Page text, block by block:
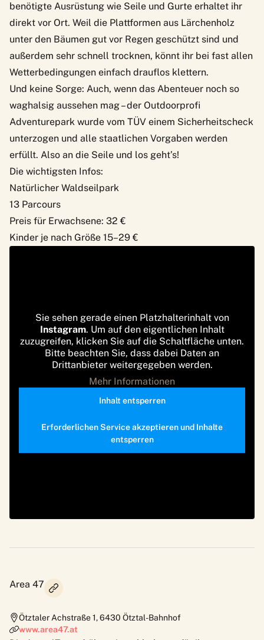
benötigte Ausrüstung wie Seile und Gurte erhaltet ihr
direkt vor Ort. Weil die Plattformen aus Lärchenholz
unter den Bäumen gut vor Regen geschützt sind und
außerdem sehr schnell trocknen, könnt ihr bei fast allen
Wetterbedingungen einfach drauflos klettern.
Und keine Sorge: Auch, wenn das Abenteuer noch so
waghalsig aussehen mag – der Outdoorprofi
Adventurepark wurde vom TÜV einem Sicherheitscheck
unterzogen und alle staatlichen Vorgaben werden
erfüllt. Also an die Seile und los geht’s!
Die wichtigsten Infos:
Natürlicher Waldseilpark
13 Parcours
Preis für Erwachsene: 32 €
Kinder je nach Größe 15–29 €
Sie sehen gerade einen Platzhalterinhalt von
Instagram. Um auf den eigentlichen Inhalt
zuzugreifen, klicken Sie auf die Schaltfläche unten.
Bitte beachten Sie, dass dabei Daten an
Drittanbieter weitergegeben werden.
Mehr Informationen
Inhalt entsperren
Erforderlichen Service akzeptieren und Inhalte
entsperren
Area 47
Ötztaler Achstraße 1,6430 Ötztal-Bahnhof
www.area47.at